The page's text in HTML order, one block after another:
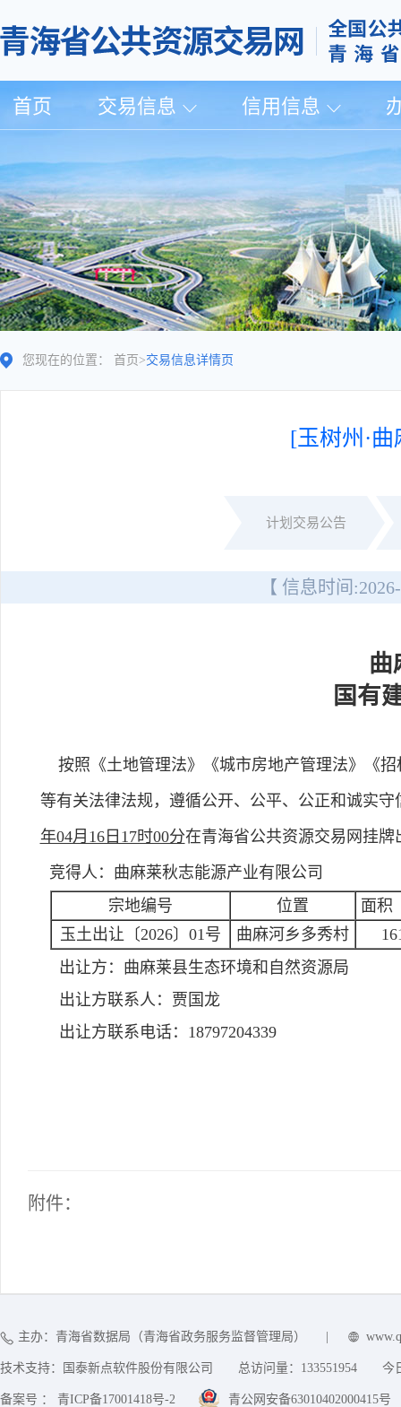
首页 交易信息 信用信息
您现在的位置： 首页 >交易信息详情页
[玉树州·
计划交易公告
【 信息时间:
曲
国有
按照《土地管理法》《城市房地产管理法》《
等有关法律法规，遵循公开、公平、公正和诚实守
年04月16日17时00分在青海省公共资源交易网挂
竞得人：曲麻莱秋志能源产业有限公司
宗地编号
位置
面积
玉土出让〔2026〕01号
曲麻河乡多秀村
出让方： 曲麻莱县生态环境和自然资源局
出让方联系人： 贾国龙
出让方联系电话： 18797204339
附件：
主办：青海省数据局（青海省政务服务监督管理局）
技术支持：国泰新点软件股份有限公司 总访问量： 133551954 今
备案号 ： 青ICP备17001418号-2 青公网安备63010402000415号